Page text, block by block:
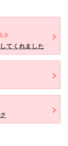
てくれました